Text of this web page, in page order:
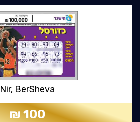
Nir, BerSheva
100 ₪